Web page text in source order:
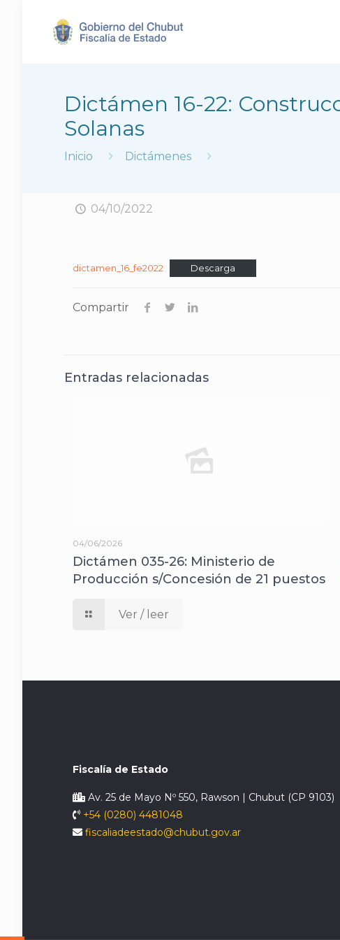
Dictámen 16-22:
Solanas
Inicio Dictámenes
04/10/2022
dictamen_16_fe2022 Descarga
Compartir
Entradas relacionadas
04/06/2026
Dictámen 035-26: Ministerio de
Producción s/Concesión de 21 puestos
Ver / leer
Fiscalía de Estado
Av. 25 de Mayo Nº 550, Rawson | Chubut (CP 9103)
+54 (0280) 4481048
fiscaliadeestado@chubut.gov.ar